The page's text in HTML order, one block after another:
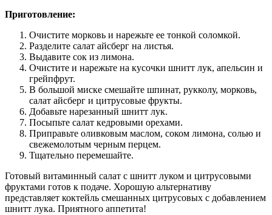
Приготовление:
Очистите морковь и нарежьте ее тонкой соломкой.
Разделите салат айсберг на листья.
Выдавите сок из лимона.
Очистите и нарежьте на кусочки шнитт лук, апельсин и
грейпфрут.
В большой миске смешайте шпинат, рукколу, морковь,
салат айсберг и цитрусовые фрукты.
Добавьте нарезанный шнитт лук.
Посыпьте салат кедровыми орехами.
Приправьте оливковым маслом, соком лимона, солью и
свежемолотым черным перцем.
Тщательно перемешайте.
Готовый витаминный салат с шнитт луком и цитрусовыми
фруктами готов к подаче. Хорошую альтернативу
представляет коктейль смешанных цитрусовых с добавлением
шнитт лука. Приятного аппетита!